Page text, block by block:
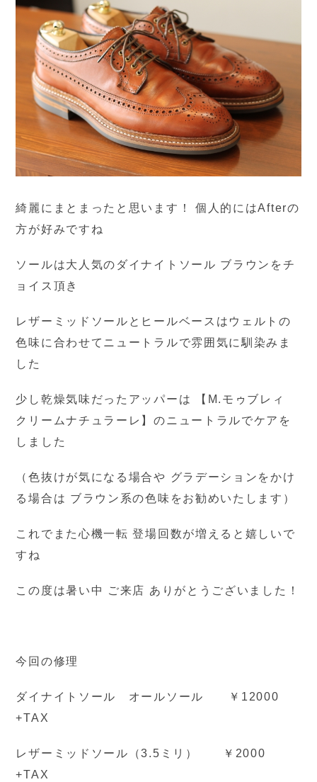
綺麗にまとまったと思います！ 個人的にはAfterの
方が好みですね
ソールは大人気のダイナイトソール ブラウンをチ
ョイス頂き
レザーミッドソールとヒールベースはウェルトの
色味に合わせてニュートラルで雰囲気に馴染みま
した
少し乾燥気味だったアッパーは 【M.モゥブレィ
クリームナチュラーレ】のニュートラルでケアを
しました
（色抜けが気になる場合や グラデーションをかけ
る場合は ブラウン系の色味をお勧めいたします）
これでまた心機一転 登場回数が増えると嬉しいで
すね
この度は暑い中 ご来店 ありがとうございました！
今回の修理
ダイナイトソール オールソール ￥12000
+TAX
レザーミッドソール（3.5ミリ） ￥2000
+TAX